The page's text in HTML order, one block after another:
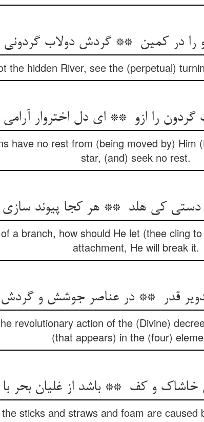
the hidden River, see the (perpetual)
have no rest from (being moved by) Him
star, (and) seek no rest.
a branch, how should He let (thee cling
attachment, He will break it.
revolutionary action of the (Divine)
(that appears) in the (four)
sticks and straws and foam are